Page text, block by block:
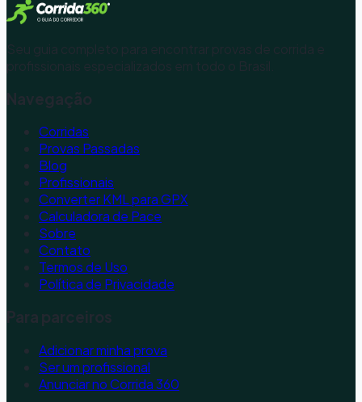
Seu guia completo para encontrar provas de corrida e
profissionais especializados em todo o Brasil.
Navegação
Corridas
Provas Passadas
Blog
Profissionais
Converter KML para GPX
Calculadora de Pace
Sobre
Contato
Termos de Uso
Política de Privacidade
Para parceiros
Adicionar minha prova
Ser um profissional
Anunciar no Corrida 360